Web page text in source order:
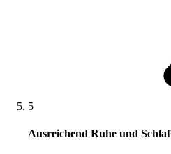
5
Ausreichend Ruhe und Schlaf